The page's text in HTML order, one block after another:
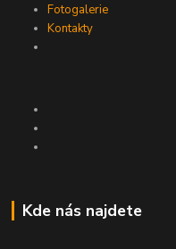
Fotogalerie
Kontakty
Kde nás najdete